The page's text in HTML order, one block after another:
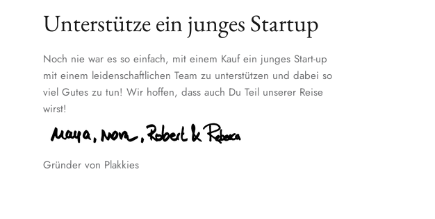
Unterstütze ein junges Startup
Noch nie war es so einfach, mit einem Kauf ein junges Start-up
mit einem leidenschaftlichen Team zu unterstützen und dabei so
viel Gutes zu tun! Wir hoffen, dass auch Du Teil unserer Reise
wirst!
Gründer von Plakkies